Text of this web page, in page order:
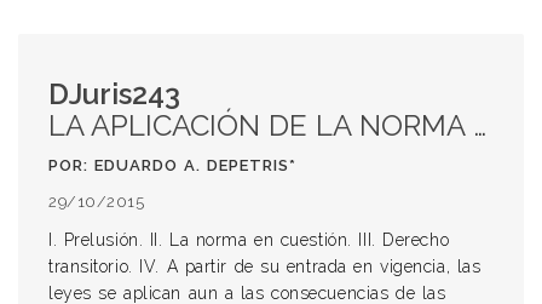
DJuris243
LA APLICACIÓN DE LA NORMA EN EL TIEMPO Y EN EL ESPACIO. CONFLICTOS ENTRE EL NUEVO CÓDIGO CIVIL Y COMERCIAL Y EL DERECHO DEL TRABAJO
POR: EDUARDO A. DEPETRIS*
29/10/2015
I. Prelusión. II. La norma en cuestión. III. Derecho
transitorio. IV. A partir de su entrada en vigencia, las
leyes se aplican aun a las consecuencias de las